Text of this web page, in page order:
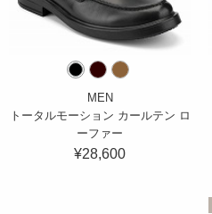
MEN
トータルモーション カールテン ロ
ーファー
¥28,600